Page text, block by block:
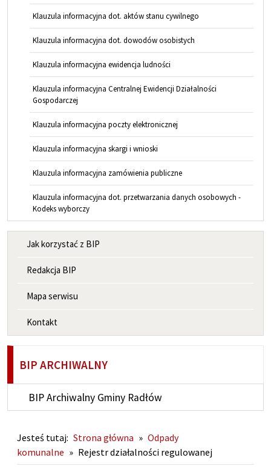
Klauzula informacyjna dot. aktów stanu cywilnego
Klauzula informacyjna dot. dowodów osobistych
Klauzula informacyjna ewidencja ludności
Klauzula informacyjna Centralnej Ewidencji Działalności
Gospodarczej
Klauzula informacyjna poczty elektronicznej
Klauzula informacyjna skargi i wnioski
Klauzula informacyjna zamówienia publiczne
Klauzula informacyjna dot. przetwarzania danych osobowych -
Kodeks wyborczy
MENU INFORMACYJNE
Jak korzystać z BIP
Redakcja BIP
Mapa serwisu
Kontakt
BIP ARCHIWALNY
BIP Archiwalny Gminy Radłów
Jesteś tutaj: Strona główna » Odpady
komunalne » Rejestr działalności regulowanej